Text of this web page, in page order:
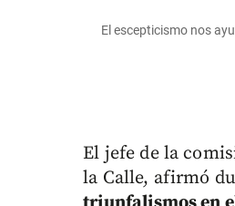
El escepticismo nos
El jefe de la
la Calle, afirmó